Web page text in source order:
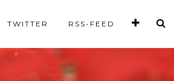
TWITTER RSS-FEED